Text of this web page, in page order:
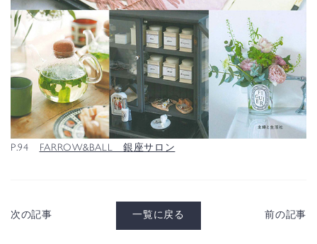
P.94 FARROW&BALL 銀座サロン
次の記事 一覧に戻る 前の記事